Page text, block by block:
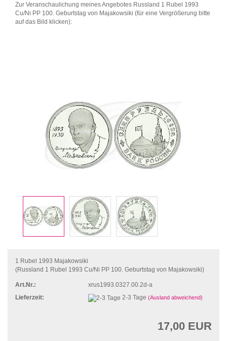
Zur Veranschaulichung meines Angebotes Russland 1 Rubel 1993
Cu/Ni PP 100. Geburtstag von Majakowsiki (für eine Vergrößerung bitte
auf das Bild klicken):
1 Rubel 1993 Majakowsiki
(Russland 1 Rubel 1993 Cu/Ni PP 100. Geburtstag von Majakowsiki)
Art.Nr.:
xrus1993.0327.00.2d-a
Lieferzeit:
2-3 Tage(Ausland abweichend)
17,00 EUR